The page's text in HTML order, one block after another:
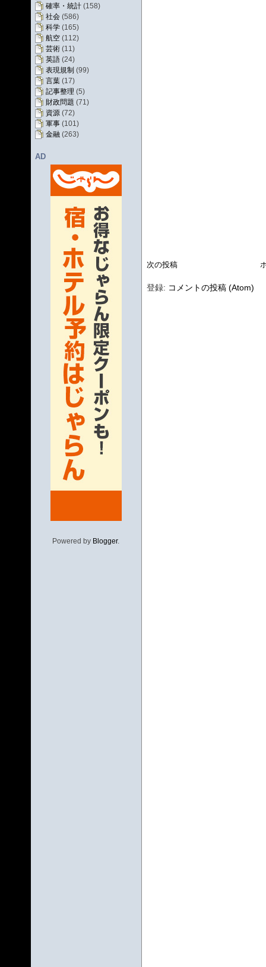
確率・統計 (158)
社会 (586)
科学 (165)
航空 (112)
芸術 (11)
英語 (24)
表現規制 (99)
言葉 (17)
記事整理 (5)
財政問題 (71)
資源 (72)
軍事 (101)
金融 (263)
AD
Powered by Blogger.
次の投稿
登録: コメントの投稿 (Atom)